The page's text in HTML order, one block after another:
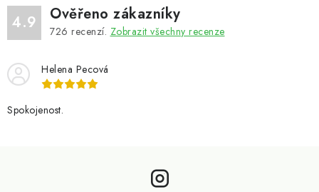
4.9 Ověřeno zákazníky
726 recenzí. Zobrazit všechny recenze
Helena Pecová
Spokojenost.